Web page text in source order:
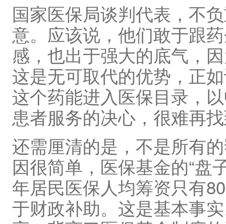
国家医保局谈判代表，不
意。应该说，他们敢于跟
感，也出于强大的底气，
这是无可取代的优势，正
这个药能进入医保目录，
患者服务的决心，很难再
还需厘清的是，不是所有
因很简单，医保基金的“盘
年居民医保人均筹资只有
于财政补助。这是基本事